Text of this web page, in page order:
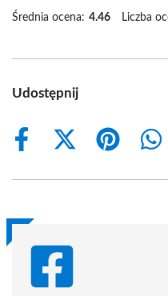
Średnia ocena: 4.46 Liczba
Udostępnij
Share
Share
(Twitter)
Share